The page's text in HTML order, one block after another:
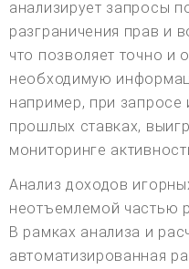
анализирует запросы
разграничения прав и
что позволяет точно и
необходимую
например, при
прошлых ставках,
мониторинге
Анализ доходов
неотъемлемой частью
В рамках анализа и
автоматизированная